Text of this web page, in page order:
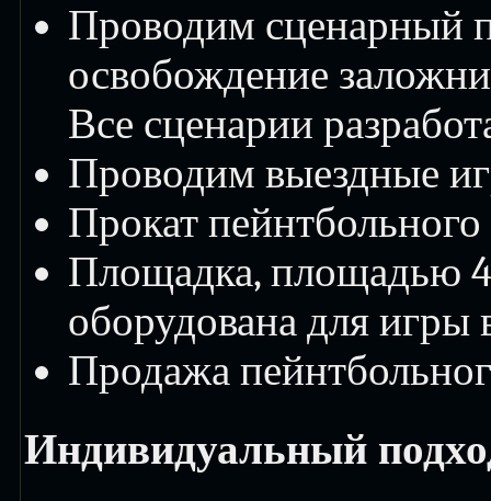
Проводим сценарный
освобождение
Все сценарии
Проводим выездные
Прокат
Площадка, площадью
оборудована для игры
Продажа
Индивидуальный